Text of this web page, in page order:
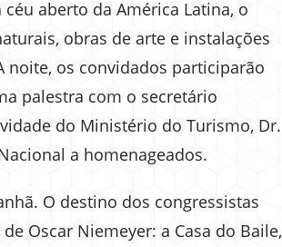
aberto da América Latina, o
obras de arte e instalações
noite, os convidados participarão
palestra com o secretário
do Ministério do Turismo, Dr.
a homenageados.
O destino dos congressistas
Oscar Niemeyer: a Casa do Baile,